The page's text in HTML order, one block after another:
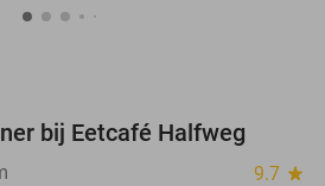
bij Eetcafé Halfweg
9.7 star